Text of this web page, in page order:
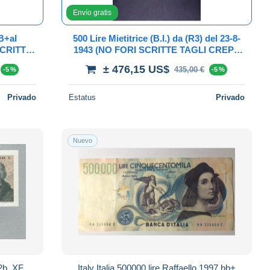
-5 %
Privado
Envío gratis
500 Lire Mietitrice (B.I.) da (R3) del 23-8-
1943 (NO FORI SCRITTE TAGLI CREPE
IN "BB"
± 476,15 US$ 435,00 € -5 %
Estatus Privado
XF.
Nuevo
Italy Italia 500000 lire Raffaello 1997 bb+